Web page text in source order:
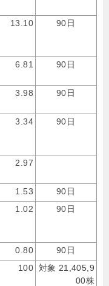
13.10 90日
6.81 90日
3.98 90日
3.34 90日
2.97
1.53
90日
1.02 90日
0.80
90日
100 対象 21,405,9
00株